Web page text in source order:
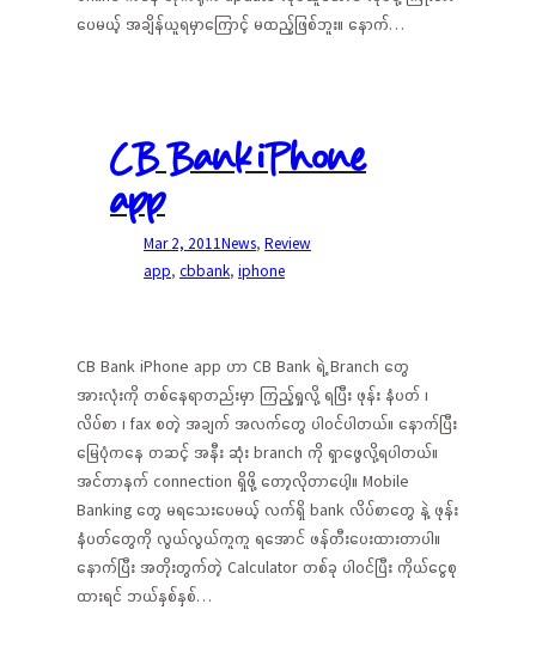
ပေမယ့် အချိန်ယူရမှာကြောင့် မထည့်ဖြစ်ဘူး။ နောက်…
CB Bank iPhone
app
Mar 2, 2011News, Review
app, cbbank, iphone
CB Bank iPhone app ဟာ CB Bank ရဲ့ Branch တွေ
အားလုံးကို တစ်နေရာတည်းမှာ ကြည့်ရှုလို့ ရပြီး ဖုန်း နံပတ် ၊
လိပ်စာ ၊ fax စတဲ့ အချက် အလက်တွေ ပါဝင်ပါတယ်။ နောက်ပြီး
မြေပုံကနေ တဆင့် အနီး ဆုံး branch ကို ရှာဖွေလို့ရပါတယ်။
အင်တာနက် connection ရှိဖို့ တော့လိုတာပေါ့။ Mobile
Banking တွေ မရသေးပေမယ့် လက်ရှိ bank လိပ်စာတွေ နဲ့ ဖုန်း
နံပတ်တွေကို လွယ်လွယ်ကူကူ ရအောင် ဖန်တီးပေးထားတာပါ။
နောက်ပြီး အတိုးတွက်တဲ့ Calculator တစ်ခု ပါဝင်ပြီး ကိုယ်ငွေစု
ထားရင် ဘယ်နှစ်နှစ်…